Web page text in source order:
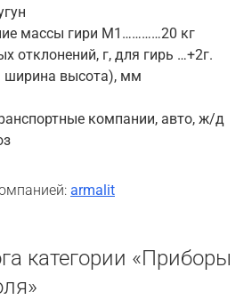
массы гири М1…………20 кг
отклонений, г, для гирь …+2г.
ширина высота), мм
компании, авто, ж/д
armalit
категории «Приборы